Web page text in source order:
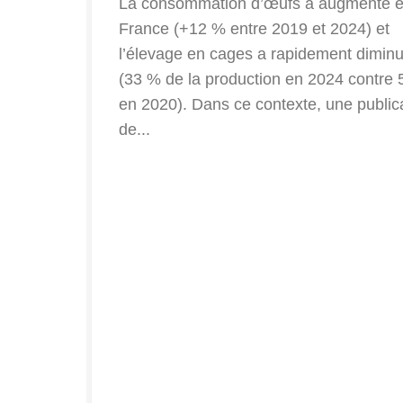
La consommation d’œufs a augmenté
France (+12 % entre 2019 et 2024) et
l’élevage en cages a rapidement
(33 % de la production en 2024 contre
en 2020). Dans ce contexte, une
de...